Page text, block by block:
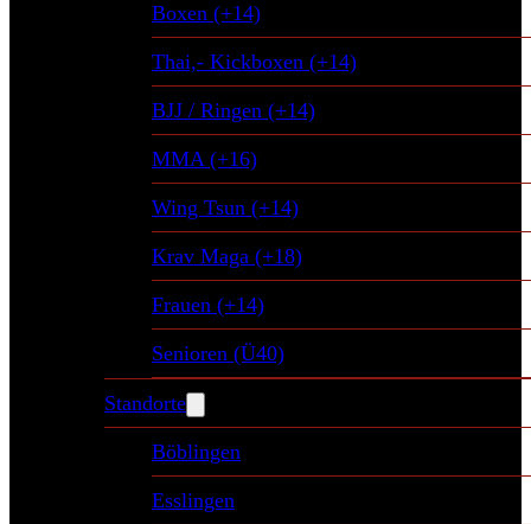
Boxen (+14)
Thai,- Kickboxen (+14)
BJJ / Ringen (+14)
MMA (+16)
Wing Tsun (+14)
Krav Maga (+18)
Frauen (+14)
Senioren (Ü40)
Standorte
Böblingen
Esslingen